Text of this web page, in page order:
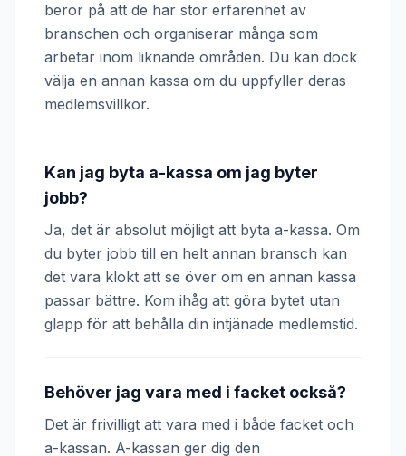
beror på att de har stor erfarenhet av
branschen och organiserar många som
arbetar inom liknande områden. Du kan dock
välja en annan kassa om du uppfyller deras
medlemsvillkor.
Kan jag byta a-kassa om jag byter
jobb?
Ja, det är absolut möjligt att byta a-kassa. Om
du byter jobb till en helt annan bransch kan
det vara klokt att se över om en annan kassa
passar bättre. Kom ihåg att göra bytet utan
glapp för att behålla din intjänade medlemstid.
Behöver jag vara med i facket också?
Det är frivilligt att vara med i både facket och
a-kassan. A-kassan ger dig den